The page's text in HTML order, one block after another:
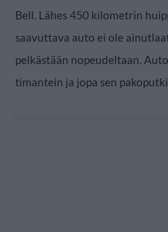
Bell. Lähes 450 kilometrin
saavuttava auto ei ole
pelkästään nopeudeltaan.
timantein ja jopa sen